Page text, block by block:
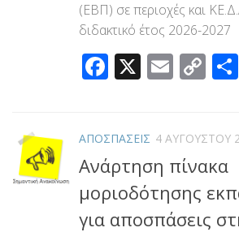
(ΕΒΠ) σε περιοχές και
διδακτικό έτος 2026-2027
Facebook
X Email
ΑΠΟΣΠΑΣΕΙΣ 4 ΑΥΓΟΎΣΤΟΥ
Ανάρτηση πίνακα
μοριοδότησης
για αποσπάσεις